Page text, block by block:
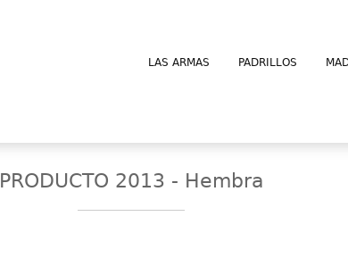
LAS ARMAS PADRILLOS
PRODUCTO 2013 - Hembra